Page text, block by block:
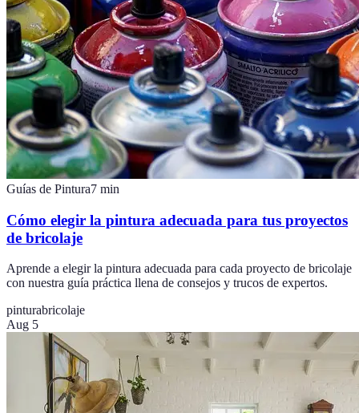
Guías de Pintura7 min
Cómo elegir la pintura adecuada para tus proyectos
de bricolaje
Aprende a elegir la pintura adecuada para cada proyecto de bricolaje
con nuestra guía práctica llena de consejos y trucos de expertos.
pinturabricolaje
Aug 5